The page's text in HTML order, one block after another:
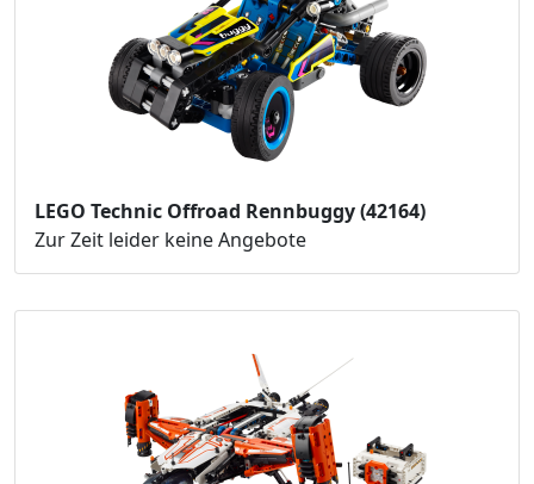
LEGO Technic Offroad Rennbuggy (42164)
Zur Zeit leider keine Angebote